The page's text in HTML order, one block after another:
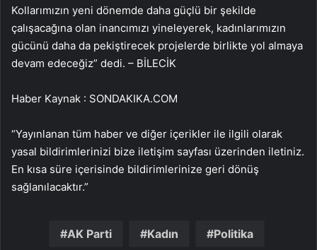
Kollarımızın yeni dönemde daha güçlü bir şekilde
çalışacağına olan inancımızı yineleyerek, kadınlarımızın
gücünü daha da pekiştirecek projelerde birlikte yol almaya
devam edeceğiz” dedi. – BİLECİK
Haber Kaynak : SONDAKIKA.COM
“Yayınlanan tüm haber ve diğer içerikler ile ilgili olarak
yasal bildirimlerinizi bize iletişim sayfası üzerinden iletiniz.
En kısa süre içerisinde bildirimlerinize geri dönüş
sağlanılacaktır.”
AK Parti Kadın Politika